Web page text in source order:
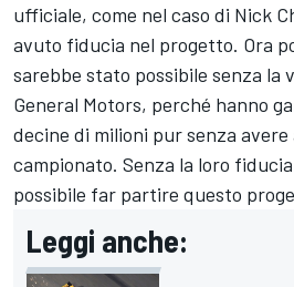
ufficiale, come nel caso di Nick
avuto fiducia nel progetto. Ora
sarebbe stato possibile senza la
General Motors, perché hanno
decine di milioni pur senza avere
campionato. Senza la loro
possibile far partire questo
Leggi anche: